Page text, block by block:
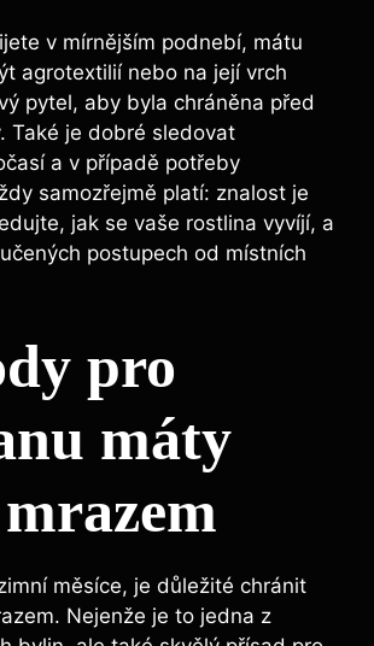
v mírnějším podnebí, mátu
agrotextilií nebo na její vrch
pytel, aby byla chráněna před
Také je dobré sledovat
a v případě potřeby
samozřejmě platí: znalost je
jak se vaše rostlina vyvíjí, a
postupech od místních
pro
máty
měsíce, je důležité chránit
Nejenže je to jedna z